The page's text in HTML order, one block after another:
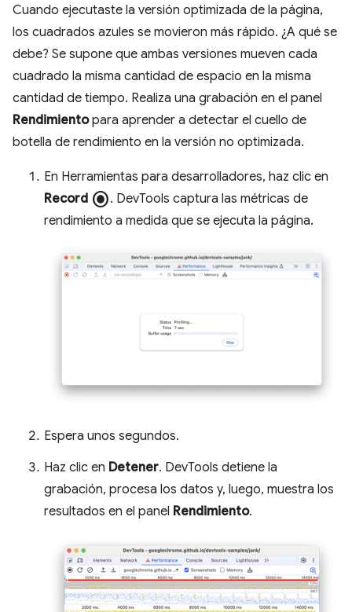
Cuando ejecutaste la versión optimizada de la página,
los cuadrados azules se movieron más rápido. ¿A qué se
debe? Se supone que ambas versiones mueven cada
cuadrado la misma cantidad de espacio en la misma
cantidad de tiempo. Realiza una grabación en el panel
Rendimientopara aprender a detectar el cuello de
botella de rendimiento en la versión no optimizada.
En Herramientas para desarrolladores, haz clic en
Record radio_button_checked. DevTools captura las métricas de
rendimiento a medida que se ejecuta la página.
Espera unos segundos.
Haz clic en Detener. DevTools detiene la
grabación, procesa los datos y, luego, muestra los
resultados en el panel Rendimiento.